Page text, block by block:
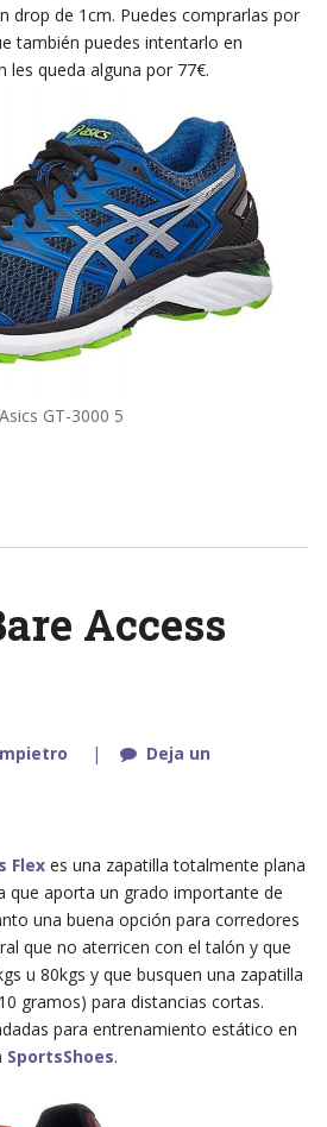
drop de 1cm. Puedes comprarlas por
también puedes intentarlo en
les queda alguna por 77€.
Asics GT-3000 5
Access
Deja un
Flexes una zapatilla totalmente plana
que aporta un grado importante de
una buena opción para corredores
que no aterricen con el talón y que
u 80kgs y que busquen una zapatilla
gramos) para distancias cortas.
para entrenamiento estático en
SportsShoes.